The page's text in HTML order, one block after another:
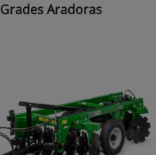
Grades Aradoras